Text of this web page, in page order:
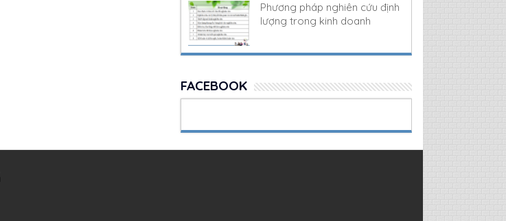
Phương pháp nghiên cứu định
lượng trong kinh doanh
FACEBOOK